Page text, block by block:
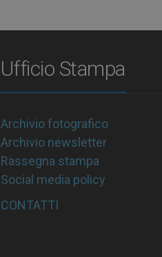
Ufficio Stampa
Archivio fotografico
Archivio newsletter
Rassegna stampa
Social media policy
CONTATTI